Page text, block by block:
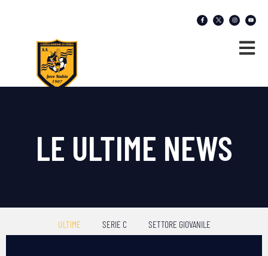
LE ULTIME NEWS
ULTIME SERIE C SETTORE GIOVANILE